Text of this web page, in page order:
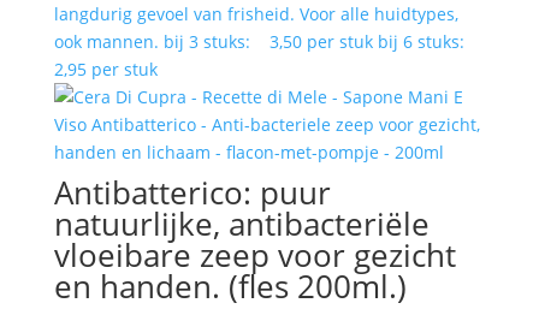
langdurig gevoel van frisheid. Voor alle huidtypes,
ook mannen. bij 3 stuks: 3,50 per stuk bij 6 stuks:
2,95 per stuk
Antibatterico: puur
natuurlijke, antibacteriële
vloeibare zeep voor gezicht
en handen. (fles 200ml.)